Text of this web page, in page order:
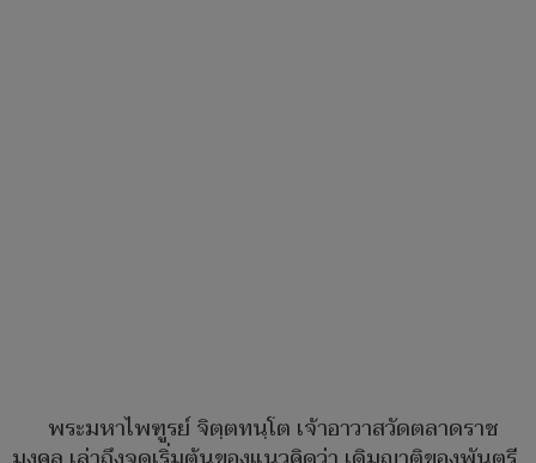
พระมหาไพฑูรย์ จิตฺตทนฺโต เจ้าอาวาสวัดตลาดราช